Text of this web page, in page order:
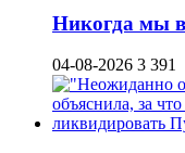
Никогда мы в
04-08-2026 3 391